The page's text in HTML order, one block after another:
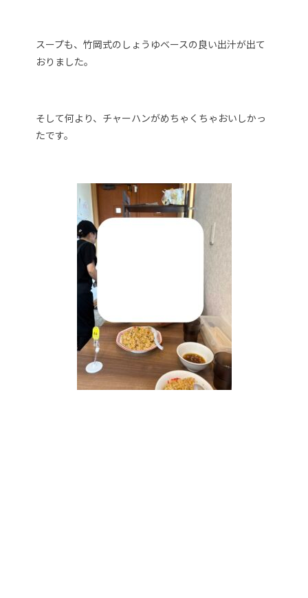
スープも、竹岡式のしょうゆベースの良い出汁が出て
おりました。
そして何より、チャーハンがめちゃくちゃおいしかっ
たです。